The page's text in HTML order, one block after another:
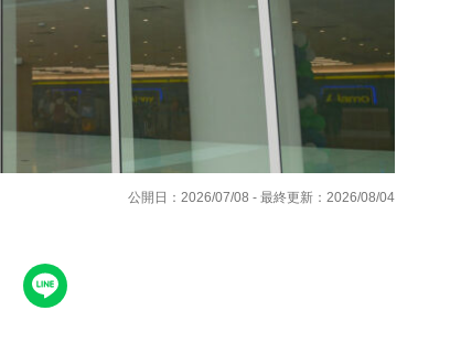
公開日：2026/07/08 - 最終更新：2026/08/04